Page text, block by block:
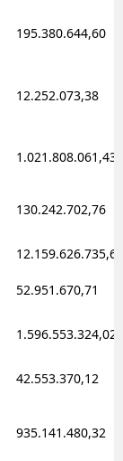
195.380.644,60
12.252.073,38
1.021.808.061,43
130.242.702,76
12.159.626.735,62
52.951.670,71
1.596.553.324,02
42.553.370,12
935.141.480,32